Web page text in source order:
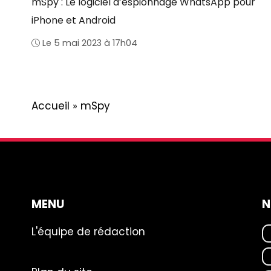
iPhone et Android
Le 5 mai 2023 à 17h04
Accueil » mSpy
MENU
L'équipe de rédaction